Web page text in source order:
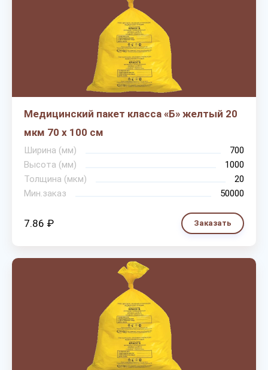
Медицинский пакет класса «Б» желтый 20
мкм 70 х 100 см
Ширина (мм)
700
Высота (мм)
1000
Толщина (мкм)
20
Мин.заказ
50000
7.86 ₽ Заказать